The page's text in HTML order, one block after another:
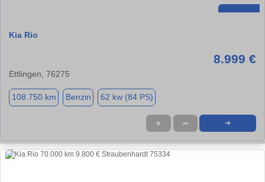
Kia Rio
8.999 €
Ettlingen, 76275
108.750 km Benzin 62 kw (84 PS)
★ ➦ ➜